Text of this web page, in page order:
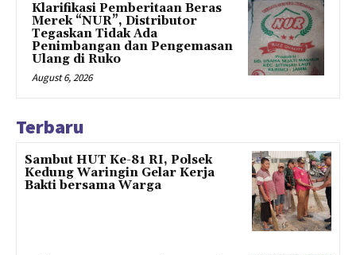
Klarifikasi Pemberitaan Beras
Merek “NUR”, Distributor
Tegaskan Tidak Ada
Penimbangan dan Pengemasan
Ulang di Ruko
August 6, 2026
Terbaru
Sambut HUT Ke-81 RI, Polsek
Kedung Waringin Gelar Kerja
Bakti bersama Warga